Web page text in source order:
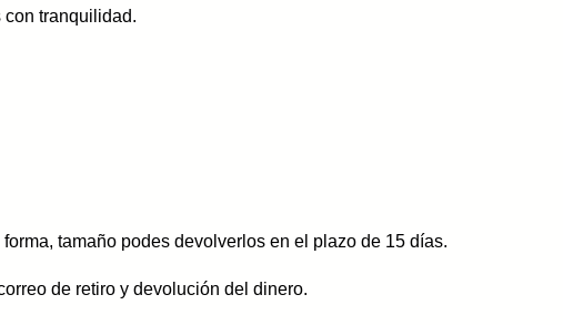
tranquilidad.
tamaño podes devolverlos en el plazo de 15 días.
de retiro y devolución del dinero.